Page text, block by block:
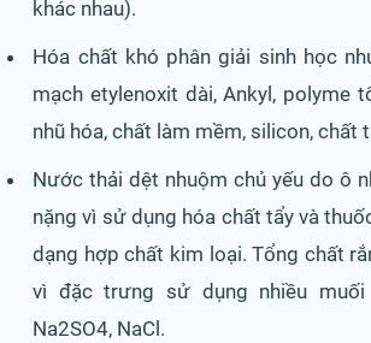
khác nhau).
Hóa chất khó phân giải sinh học
mạch etylenoxit dài, Ankyl, polyme
nhũ hóa, chất làm mềm, silicon, chất
Nước thải dệt nhuộm chủ yếu do ô
nặng vì sử dụng hóa chất tẩy và
dạng hợp chất kim loại. Tổng chất
vì đặc trưng sử dụng nhiều
Na2SO4, NaCl.